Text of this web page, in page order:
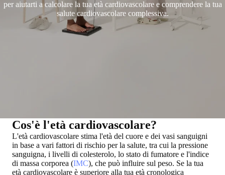
per aiutarti a calcolare la tua età cardiovascolare e comprendere la tua
salute cardiovascolare complessiva.
Cos'è l'età cardiovascolare?
L'età cardiovascolare stima l'età del cuore e dei vasi sanguigni
in base a vari fattori di rischio per la salute, tra cui la pressione
sanguigna, i livelli di colesterolo, lo stato di fumatore e l'indice
di massa corporea (IMC), che può influire sul peso. Se la tua
età cardiovascolare è superiore alla tua età cronologica